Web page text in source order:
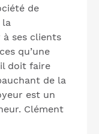
de
la
ses clients
qu’une
doit faire
de la
est un
Clément